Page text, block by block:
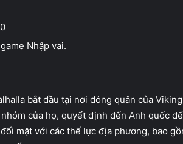
Nhập vai.
bắt đầu tại nơi đóng quân của
của họ, quyết định đến Anh quốc
mặt với các thế lực địa phương, bao